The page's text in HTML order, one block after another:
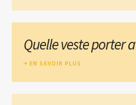
Quelle veste porter
EN SAVOIR PLUS